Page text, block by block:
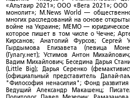
«Альтаир 2021»; ООО «Вега 2021»;
монолит»; M.News World —
многих расследований на основе
войне на Украине; МЕМО — юридическое
которое пишет в том числе о Чечне;
Кирсанов; Анатолий Фурсов;
Гырдымова Елизавета (певица
(Гулагу.нет); Устимов Антон
Вадим Михайлович; Беседина Дарья
(Little Big); Дарья Серенко
(официальный представитель
"Философия ненасилия"; Фонд
Ведущий Александр Макашенц;